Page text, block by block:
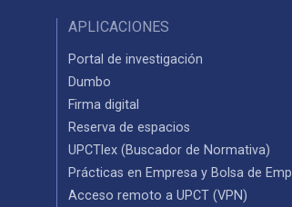
APLICACIONES
Portal de investigación
Dumbo
Firma digital
Reserva de espacios
UPCTlex (Buscador de Normativa)
Prácticas en Empresa y Bolsa de
Acceso remoto a UPCT (VPN)